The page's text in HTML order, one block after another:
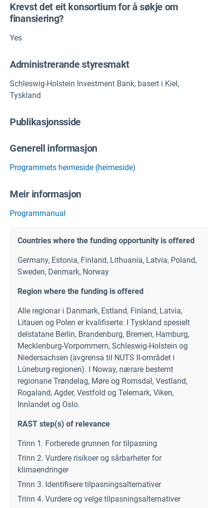
Krevst det eit konsortium for å søkje om
finansiering?
Yes
Administrerande styresmakt
Schleswig-Holstein Investment Bank, basert i Kiel,
Tyskland
Publikasjonsside
Generell informasjon
Programmets heimeside (heimeside)
Meir informasjon
Programmanual
Countries where the funding opportunity is offered
Germany, Estonia, Finland, Lithuania, Latvia, Poland,
Sweden, Denmark, Norway
Region where the funding is offered
Alle regionar i Danmark, Estland, Finland, Latvia,
Litauen og Polen er kvalifiserte. I Tyskland spesielt
delstatane Berlin, Brandenburg, Bremen, Hamburg,
Mecklenburg-Vorpommern, Schleswig-Holstein og
Niedersachsen (avgrensa til NUTS II-området i
Lüneburg-regionen). I Noway, nærare bestemt
regionane Trøndelag, Møre og Romsdal, Vestland,
Rogaland, Agder, Vestfold og Telemark, Viken,
Innlandet og Oslo.
RAST step(s) of relevance
Trinn 1. Forberede grunnen for tilpasning
Trinn 2. Vurdere risikoer og sårbarheter for
klimaendringer
Trinn 3. Identifisere tilpasningsalternativer
Trinn 4. Vurdere og velge tilpasningsalternativer